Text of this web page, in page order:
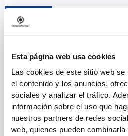
Esta página web usa cookies
Las cookies de este sitio web se
el contenido y los anuncios,
sociales y analizar el tráfico.
información sobre el uso que
nuestros partners de redes
web, quienes pueden